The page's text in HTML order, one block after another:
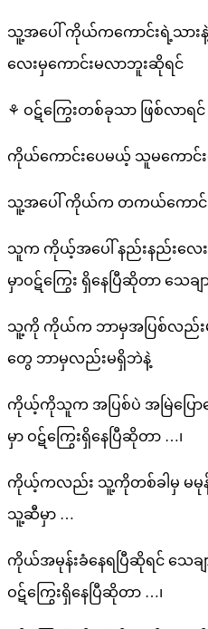
သူ့အပေါ် ကိုယ်ကကောင်းရဲ့သား
လေးမှကောင်းမလာဘူးဆိုရင်
⚘ ဝဋ်ကြွေးတစ်ခုသာ ဖြစ်လာရင်
ကိုယ်ကောင်းပေမယ့် သူမကောင်းတ
သူ့အပေါ် ကိုယ်က တကယ်ကောင်း
သူက ကိုယ့်အပေါ် နည်းနည်းလေ
မှာဝဋ်ကြွေး ရှိနေပြီဆိုတာ သေခ
သူ့ကို ကိုယ်က ဘာမှအပြစ်လည်းမ
တွေ ဘာမှလည်းမရှိဘဲနဲ့
ကိုယ့်ကိုသူက အပြစ်ပဲ အမြဲပြေ
မှာ ဝဋ်ကြွေးရှိနေပြီဆိုတာ …၊
ကိုယ့်ကလည်း သူ့ကိုတစ်ခါမှ မမုန်း
သူ့ဆီမှာ …
ကိုယ်အမုန်းခံနေရပြီဆိုရင် သေ
ဝဋ်ကြွေးရှိနေပြီဆိုတာ …၊